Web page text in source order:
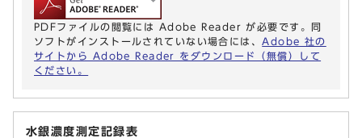
PDFファイルの閲覧には Adobe Reader が必要です。同
ソフトがインストールされていない場合には、 Adobe 社の
サイトから Adobe Reader をダウンロード（無償）して
ください。
水銀濃度測定記録表